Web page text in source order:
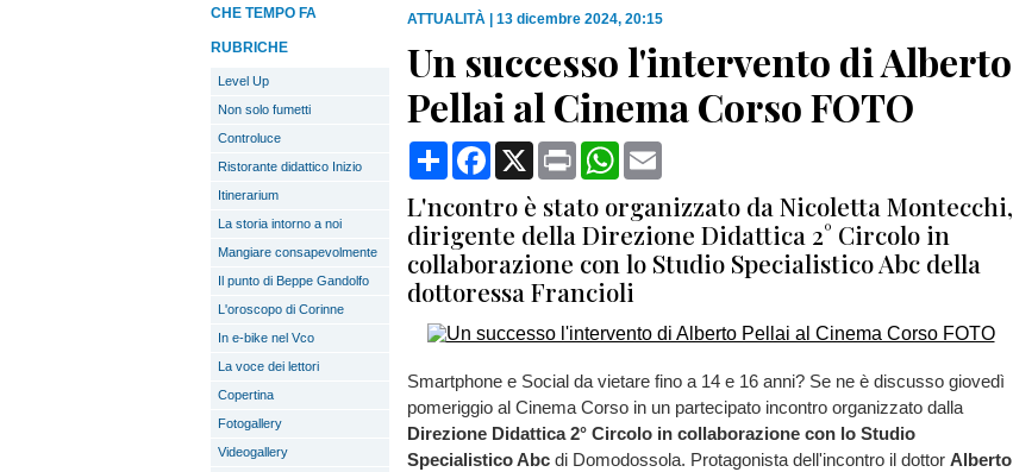
CHE TEMPO FA
RUBRICHE
Level Up
Non solo fumetti
Controluce
Ristorante didattico Inizio
Itinerarium
La storia intorno a noi
Mangiare consapevolmente
Il punto di Beppe Gandolfo
L'oroscopo di Corinne
In e-bike nel Vco
La voce dei lettori
Copertina
Fotogallery
Videogallery
ATTUALITÀ 13 dicembre 2024, 20:15
Un successo l'intervento di Alberto
Pellai al Cinema Corso FOTO
CondividiFacebook
X Print WhatsApp
L'ncontro è stato organizzato da Nicoletta Montecchi,
dirigente della Direzione Didattica 2° Circolo in
collaborazione con lo Studio Specialistico Abc della
dottoressa Francioli
Smartphone e Social da vietare fino a 14 e 16 anni? Se ne è discusso giovedì
pomeriggio al Cinema Corso in un partecipato incontro organizzato dalla
Direzione Didattica 2° Circolo in collaborazione con lo Studio
Specialistico Abc di Domodossola. Protagonista dell'incontro il dottor Alberto